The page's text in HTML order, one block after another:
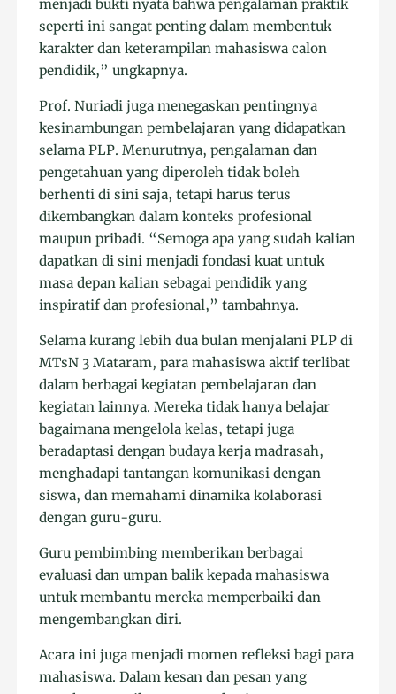
menjadi bukti nyata bahwa pengalaman praktik
seperti ini sangat penting dalam membentuk
karakter dan keterampilan mahasiswa calon
pendidik,” ungkapnya.
Prof. Nuriadi juga menegaskan pentingnya
kesinambungan pembelajaran yang didapatkan
selama PLP. Menurutnya, pengalaman dan
pengetahuan yang diperoleh tidak boleh
berhenti di sini saja, tetapi harus terus
dikembangkan dalam konteks profesional
maupun pribadi. “Semoga apa yang sudah kalian
dapatkan di sini menjadi fondasi kuat untuk
masa depan kalian sebagai pendidik yang
inspiratif dan profesional,” tambahnya.
Selama kurang lebih dua bulan menjalani PLP di
MTsN 3 Mataram, para mahasiswa aktif terlibat
dalam berbagai kegiatan pembelajaran dan
kegiatan lainnya. Mereka tidak hanya belajar
bagaimana mengelola kelas, tetapi juga
beradaptasi dengan budaya kerja madrasah,
menghadapi tantangan komunikasi dengan
siswa, dan memahami dinamika kolaborasi
dengan guru-guru.
Guru pembimbing memberikan berbagai
evaluasi dan umpan balik kepada mahasiswa
untuk membantu mereka memperbaiki dan
mengembangkan diri.
Acara ini juga menjadi momen refleksi bagi para
mahasiswa. Dalam kesan dan pesan yang